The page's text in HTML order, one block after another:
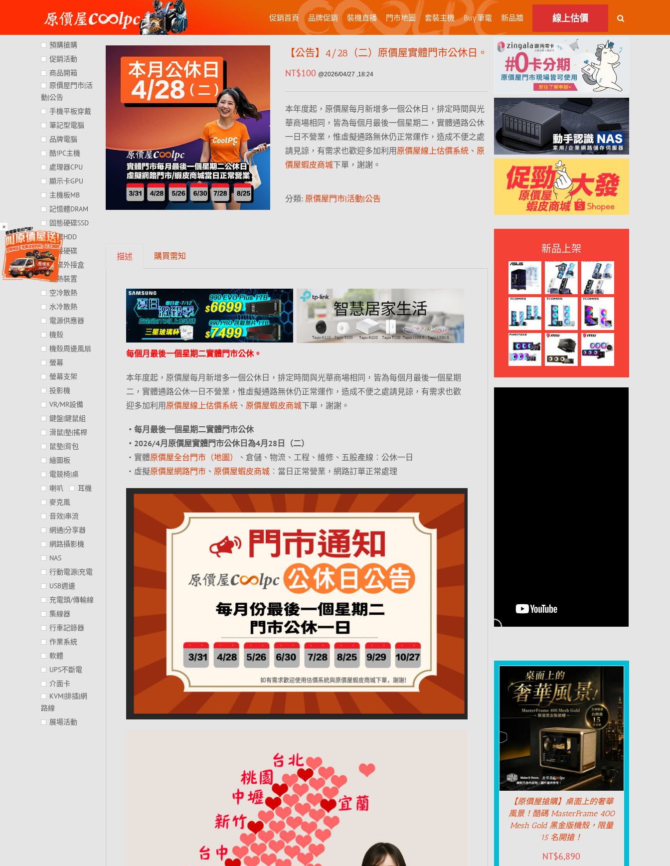
×
content
促銷首頁 品牌促銷 裝機直播 門市地圖 套裝主機 Buy筆電 新品牆 線上估價
【公告】4/28（二）原價屋實體門市公休日。
NT$100 @2026/04/27 ,18:24
本年度起，原價屋每月新增多一個公休日，排定時間與光
華商場相同，皆為每個月最後一個星期二，實體通路公休
一日不營業，惟虛擬通路無休仍正常運作，造成不便之處
請見諒，有需求也歡迎多加利用 原價屋線上估價系統、 原
價屋蝦皮商城下單，謝謝。
分類: 原價屋門市|活動|公告
描述 購買需知
每個月最後一個星期二實體門市公休。
本年度起，原價屋每月新增多一個公休日，排定時間與光華商場相同，皆為每個月最後一個星期
二，實體通路公休一日不營業，惟虛擬通路無休仍正常運作，造成不便之處請見諒，有需求也歡
迎多加利用原價屋線上估價系統、 原價屋蝦皮商城下單，謝謝。
‧每月最後一個星期二實體門市公休
‧2026/4月原價屋實體門市公休日為4月28日（二）
‧實體原價屋全台門市（地圖）
、倉儲、物流、工程、維修、五股產線︰公休一日
‧虛擬原價屋網路門市、 原價屋蝦皮商城︰當日正常營業，網路訂單正常處理
預購搶購
促銷活動
商品開箱
原價屋門市|活
動|公告
手機平板穿戴
筆記型電腦
品牌電腦
酷!PC主機
處理器CPU
顯示卡GPU
主機板MB
記憶體DRAM
固態硬碟SSD
硬碟HDD
外接硬碟
硬碟外接盒
散熱裝置
空冷散熱
水冷散熱
電源供應器
機殼
機殼周邊風扇
螢幕
螢幕支架
投影機
VR/MR設備
鍵盤|鍵鼠組
滑鼠|墊|搖桿
鼠墊|背包
繪圖板
電競椅|桌
喇叭
耳機
麥克風
音效|串流
網通|分享器
網路攝影機
NAS
行動電源|充電
USB週邊
充電頭/傳輸線
集線器
行車記錄器
作業系統
軟體
UPS不斷電
介面卡
KVM|排插|網
路線
展場活動
新品上架
【原價屋搶購】桌面上的奢華
風景！酷碼 MasterFrame 400
Mesh Gold 黑金版機殼，限量
15 名開搶！
NT$6,890